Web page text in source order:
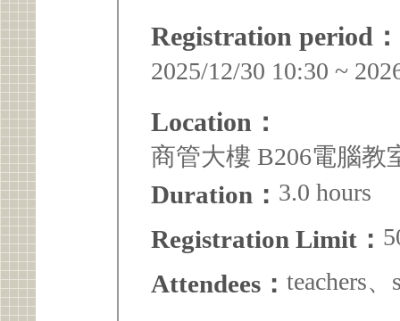
Registration period：
2025/12/30 10:30 ~
Location：
商管大樓 B206電腦教
Duration： 3.0 hours
Registration Limit：
Attendees： teachers、